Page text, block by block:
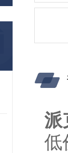
派
低